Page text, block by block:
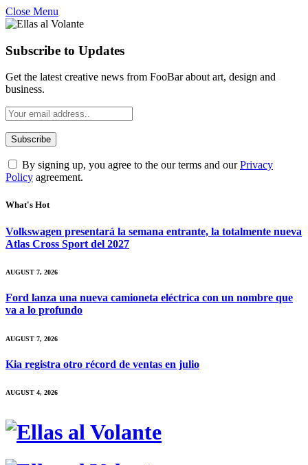
Close Menu
Subscribe to Updates
Get the latest creative news from FooBar about art, design and
business.
By signing up, you agree to the our terms and ourPrivacy
Policy agreement.
What's Hot
Volkswagen presentará la semana entrante, la totalmente nueva
Atlas Cross Sport del 2027
AUGUST 7, 2026
Ford lanza una nueva camioneta eléctrica con un nombre que
va a lo profundo
AUGUST 7, 2026
Kia registra otro récord de ventas en julio
AUGUST 4, 2026